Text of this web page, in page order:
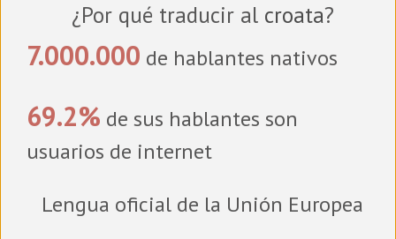
¿Por qué traducir al croata?
7.000.000 de hablantes nativos
69.2% de sus hablantes son
usuarios de internet
Lengua oficial de la Unión Europea